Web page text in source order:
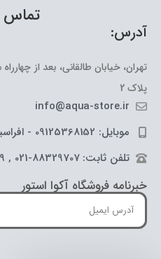
تماس
آدرس:
تهران، خیابان طالقانی، بعد از
پلاک 2
info@aqua-store.ir
موبایل: 09125368152 - افراسیابی
تلفن ثابت: 88329707-021 , 88329709-021
خبرنامه فروشگاه آکوا استور